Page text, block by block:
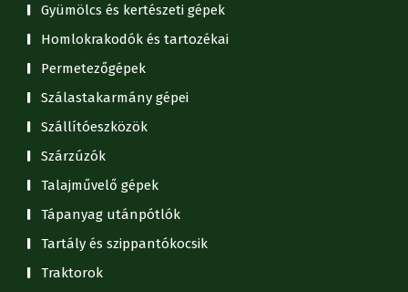
Gyümölcs és kertészeti gépek
Homlokrakodók és tartozékai
Permetezőgépek
Szálastakarmány gépei
Szállítóeszközök
Szárzúzók
Talajművelő gépek
Tápanyag utánpótlók
Tartály és szippantókocsik
Traktorok